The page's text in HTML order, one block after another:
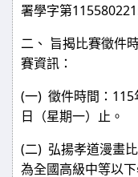
署學字第
二、
旨揭比賽徵件
賽資訊：
(一) 徵件時間： 115
日（星期一）止。
(二) 弘揚孝道漫畫
為全國高級中等以